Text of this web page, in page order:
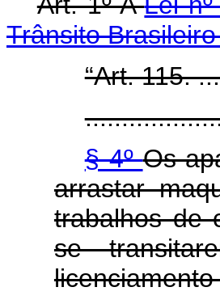
Trânsito
“Art. 115.
§ 4ºOs
arrastar
trabalhos de
se